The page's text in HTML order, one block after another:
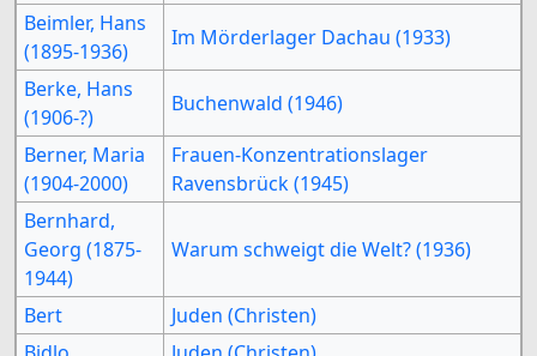
Beimler, Hans
(1895-1936)
Im Mörderlager Dachau (1933)
Berke, Hans
(1906-?)
Buchenwald (1946)
Berner, Maria
(1904-2000)
Frauen-Konzentrationslager
Ravensbrück (1945)
Bernhard,
Georg (1875-
1944)
Warum schweigt die Welt? (1936)
Bert
Juden (Christen)